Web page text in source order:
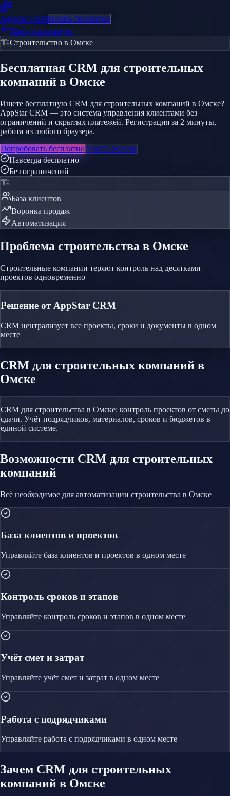
AppStarCRMНачать бесплатно
Назад на главную
🏗️Строительство в Омске
Бесплатная CRM для строительных
компаний в Омске
Ищете бесплатную CRM для строительных компаний в Омске?
AppStar CRM — это система управления клиентами без
ограничений и скрытых платежей. Регистрация за 2 минуты,
работа из любого браузера.
Попробовать бесплатноУзнать больше
Навсегда бесплатно
Без ограничений
🏗️
База клиентов
Воронка продаж
Автоматизация
Проблема строительства в Омске
Строительные компании теряют контроль над десятками
проектов одновременно
Решение от AppStar CRM
CRM централизует все проекты, сроки и документы в одном
месте
CRM для строительных компаний в
Омске
CRM для строительства в Омске: контроль проектов от сметы до
сдачи. Учёт подрядчиков, материалов, сроков и бюджетов в
единой системе.
Возможности CRM для строительных
компаний
Всё необходимое для автоматизации строительства в Омске
База клиентов и проектов
Управляйте база клиентов и проектов в одном месте
Контроль сроков и этапов
Управляйте контроль сроков и этапов в одном месте
Учёт смет и затрат
Управляйте учёт смет и затрат в одном месте
Работа с подрядчиками
Управляйте работа с подрядчиками в одном месте
Зачем CRM для строительных
компаний в Омске